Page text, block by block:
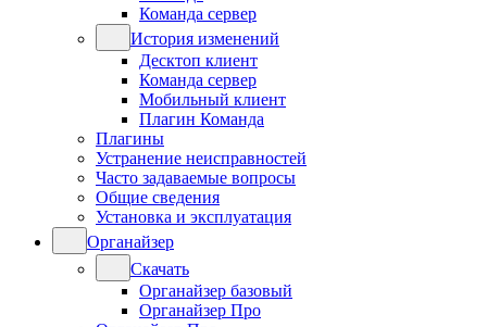
Команда сервер
История изменений
Десктоп клиент
Команда сервер
Мобильный клиент
Плагин Команда
Плагины
Устранение неисправностей
Часто задаваемые вопросы
Общие сведения
Установка и эксплуатация
Органайзер
Скачать
Органайзер базовый
Органайзер Про